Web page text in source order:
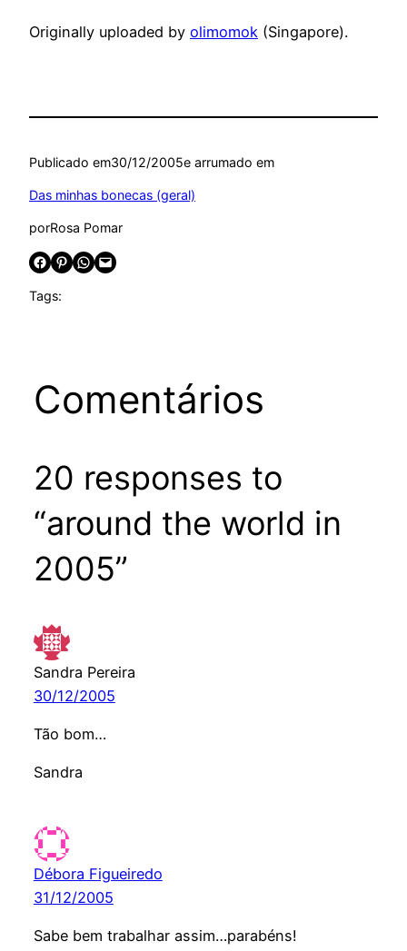
Originally uploaded by olimomok (Singapore).
Publicado em30/12/2005e arrumado em
Das minhas bonecas (geral)
porRosa Pomar
Share on Facebook Share on Pinterest Share on WhatsApp Email this Page
Tags:
Comentários
20 responses to
“around the world in
2005”
Sandra Pereira
30/12/2005
Tão bom…
Sandra
Débora Figueiredo
31/12/2005
Sabe bem trabalhar assim…parabéns!